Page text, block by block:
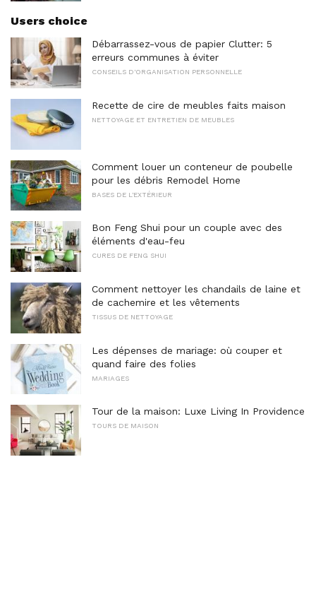
Users choice
Débarrassez-vous de papier Clutter: 5
erreurs communes à éviter
CONSEILS D'ORGANISATION PERSONNELLE
Recette de cire de meubles faits maison
NETTOYAGE ET ENTRETIEN DE MEUBLES
Comment louer un conteneur de poubelle
pour les débris Remodel Home
BASES DE L'EXTÉRIEUR
Bon Feng Shui pour un couple avec des
éléments d'eau-feu
CURES DE FENG SHUI
Comment nettoyer les chandails de laine et
de cachemire et les vêtements
TISSUS DE NETTOYAGE
Les dépenses de mariage: où couper et
quand faire des folies
MARIAGES
Tour de la maison: Luxe Living In Providence
TOURS DE MAISON